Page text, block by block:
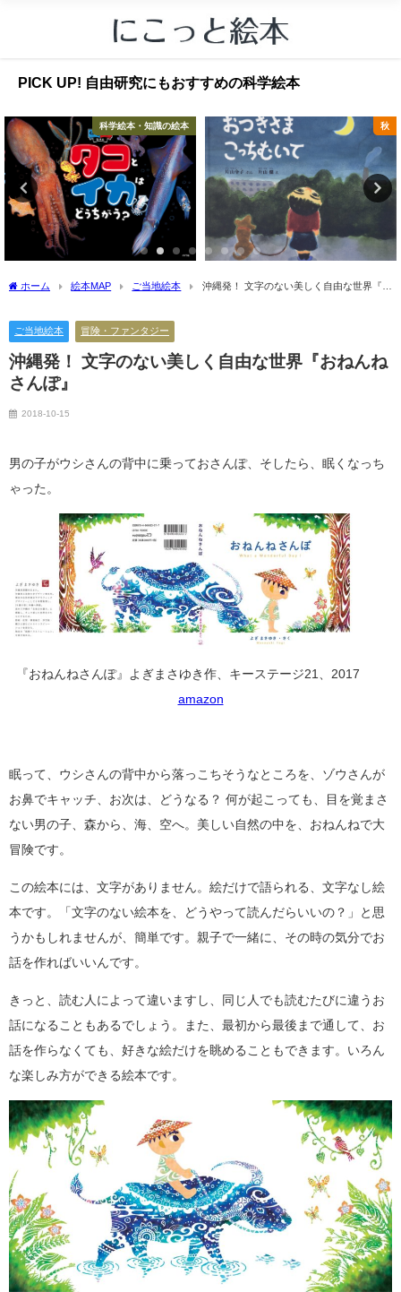
PICK UP! 自由研究にもおすすめの科学絵本
科学絵本・知識の絵本 秋
ホーム 絵本MAP ご当地絵本
沖縄発！ 文字のない美しく自由な世界『お
ご当地絵本 冒険・ファンタジー
沖縄発！ 文字のない美しく自由な世界『おねんね
さんぽ』
2018-10-15
男の子がウシさんの背中に乗っておさんぽ、そしたら、眠くなっち
ゃった。
『おねんねさんぽ』よぎまさゆき作、キーステージ21、2017
amazon
眠って、ウシさんの背中から落っこちそうなところを、ゾウさんが
お鼻でキャッチ、お次は、どうなる？ 何が起こっても、目を覚まさ
ない男の子、森から、海、空へ。美しい自然の中を、おねんねで大
冒険です。
この絵本には、文字がありません。絵だけで語られる、文字なし絵
本です。「文字のない絵本を、どうやって読んだらいいの？」と思
うかもしれませんが、簡単です。親子で一緒に、その時の気分でお
話を作ればいいんです。
きっと、読む人によって違いますし、同じ人でも読むたびに違うお
話になることもあるでしょう。また、最初から最後まで通して、お
話を作らなくても、好きな絵だけを眺めることもできます。いろん
な楽しみ方ができる絵本です。